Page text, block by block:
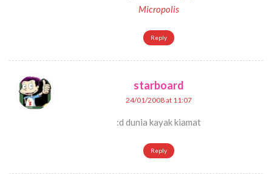
Micropolis
Reply
starboard
24/01/2008 at 11:07
:d dunia kayak kiamat
Reply